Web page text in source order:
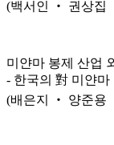
(백서인 ‧ 권상집
미얀마 봉제 산업
- 한국의 對 미얀
(배은지 ‧ 양준용